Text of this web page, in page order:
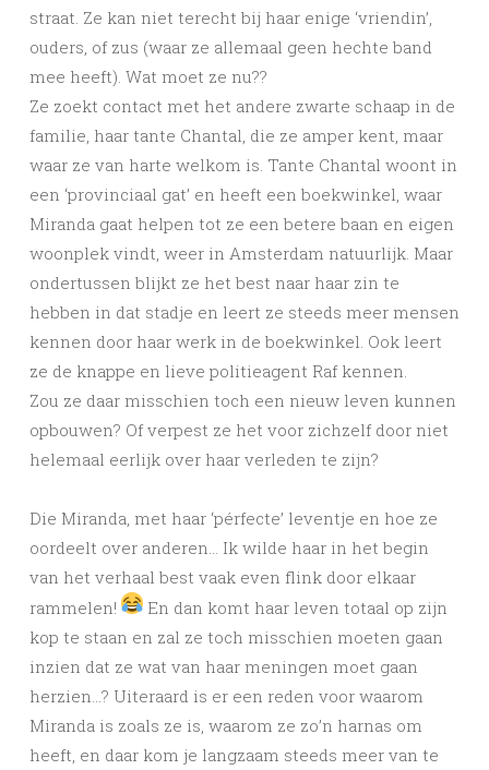
straat. Ze kan niet terecht bij haar enige ‘vriendin’,
ouders, of zus (waar ze allemaal geen hechte band
mee heeft). Wat moet ze nu??
Ze zoekt contact met het andere zwarte schaap in de
familie, haar tante Chantal, die ze amper kent, maar
waar ze van harte welkom is. Tante Chantal woont in
een ‘provinciaal gat’ en heeft een boekwinkel, waar
Miranda gaat helpen tot ze een betere baan en eigen
woonplek vindt, weer in Amsterdam natuurlijk. Maar
ondertussen blijkt ze het best naar haar zin te
hebben in dat stadje en leert ze steeds meer mensen
kennen door haar werk in de boekwinkel. Ook leert
ze de knappe en lieve politieagent Raf kennen.
Zou ze daar misschien toch een nieuw leven kunnen
opbouwen? Of verpest ze het voor zichzelf door niet
helemaal eerlijk over haar verleden te zijn?
Die Miranda, met haar ‘pérfecte’ leventje en hoe ze
oordeelt over anderen… Ik wilde haar in het begin
van het verhaal best vaak even flink door elkaar
rammelen!
En dan komt haar leven totaal op zijn
kop te staan en zal ze toch misschien moeten gaan
inzien dat ze wat van haar meningen moet gaan
herzien…? Uiteraard is er een reden voor waarom
Miranda is zoals ze is, waarom ze zo’n harnas om
heeft, en daar kom je langzaam steeds meer van te